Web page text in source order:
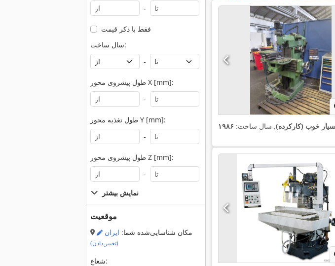
-
فقط با ذکر قیمت
سال ساخت:
-
طول پیشروی محور X [mm]:
-
طول تغذیه محور Y [mm]:
-
طول پیشروی محور Z [mm]:
-
نمایش بیشتر
موقعیت
مکان شناسایی‌شده شما: ایران
(تغییر دادن)
شعاع:
خوب (کارکرده), سال ساخت: ۱۹۸۶